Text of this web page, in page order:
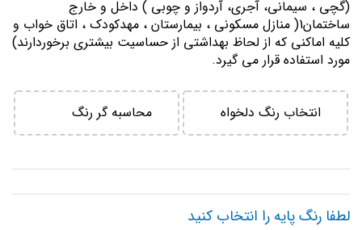
(گچی ، سیمانی، آجری، آردواز و چوبی ) داخل و خارج
ساختمان1( منازل مسكوني ، بيمارستان ، مهدكودك ، اتاق خواب و
كليه اماكني كه از لحاظ بهداشتي از حساسيت بيشتري برخوردارند)
مورد استفاده قرار می گیرد.
انتخاب رنگ دلخواه محاسبه گر رنگ
لطفا رنگ پایه را انتخاب کنید